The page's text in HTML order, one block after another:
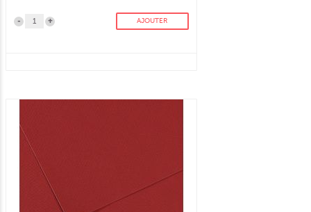
+
- AJOUTER